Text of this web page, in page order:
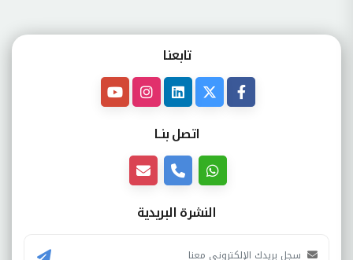
تابعنـا
اتصل بنــا
النشرة البريدية